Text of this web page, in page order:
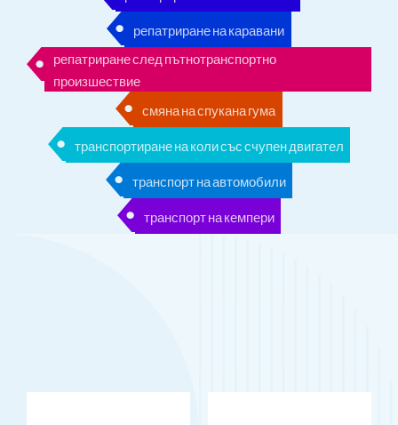
репатриране на каравани
репатриране след пътнотранспортно
произшествие
смяна на спукана гума
транспортиране на коли със счупен двигател
транспорт на автомобили
транспорт на кемпери